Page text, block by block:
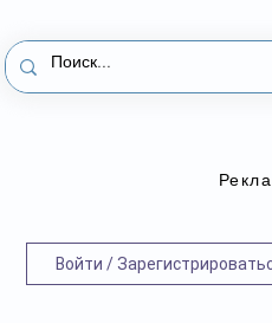
Войти /